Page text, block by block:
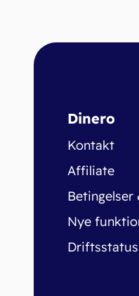
Dinero
Kontakt
Affiliate
Betingelser
Nye
Driftsstatus